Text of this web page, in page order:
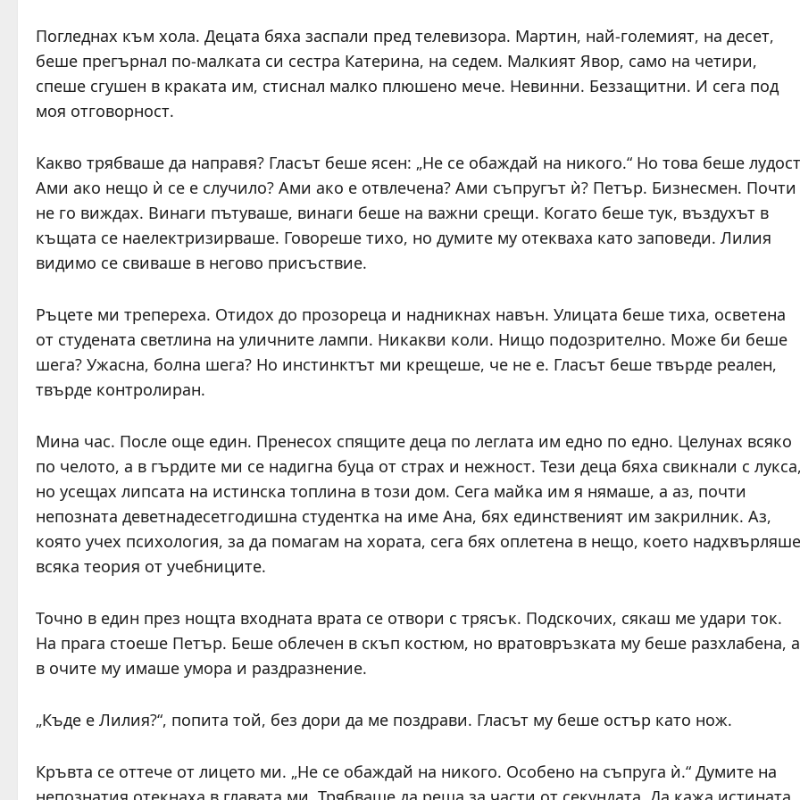
Погледнах към хола. Децата бяха заспали пред телевизора. Мартин, най-големият, на десет,
беше прегърнал по-малката си сестра Катерина, на седем. Малкият Явор, само на четири,
спеше сгушен в краката им, стиснал малко плюшено мече. Невинни. Беззащитни. И сега под
моя отговорност.
Какво трябваше да направя? Гласът беше ясен: „Не се обаждай на никого.“ Но това беше
Ами ако нещо ѝ се е случило? Ами ако е отвлечена? Ами съпругът ѝ? Петър. Бизнесмен. Почти
не го виждах. Винаги пътуваше, винаги беше на важни срещи. Когато беше тук, въздухът в
къщата се наелектризирваше. Говореше тихо, но думите му отекваха като заповеди. Лилия
видимо се свиваше в негово присъствие.
Ръцете ми трепереха. Отидох до прозореца и надникнах навън. Улицата беше тиха, осветена
от студената светлина на уличните лампи. Никакви коли. Нищо подозрително. Може би беше
шега? Ужасна, болна шега? Но инстинктът ми крещеше, че не е. Гласът беше твърде реален,
твърде контролиран.
Мина час. После още един. Пренесох спящите деца по леглата им едно по едно. Целунах всяко
по челото, а в гърдите ми се надигна буца от страх и нежност. Тези деца бяха свикнали с
но усещах липсата на истинска топлина в този дом. Сега майка им я нямаше, а аз, почти
непозната деветнадесетгодишна студентка на име Ана, бях единственият им закрилник. Аз,
която учех психология, за да помагам на хората, сега бях оплетена в нещо, което надхвърляше
всяка теория от учебниците.
Точно в един през нощта входната врата се отвори с трясък. Подскочих, сякаш ме удари ток.
На прага стоеше Петър. Беше облечен в скъп костюм, но вратовръзката му беше разхлабена, а
в очите му имаше умора и раздразнение.
„Къде е Лилия?“, попита той, без дори да ме поздрави. Гласът му беше остър като нож.
Кръвта се оттече от лицето ми. „Не се обаждай на никого. Особено на съпруга ѝ.“ Думите на